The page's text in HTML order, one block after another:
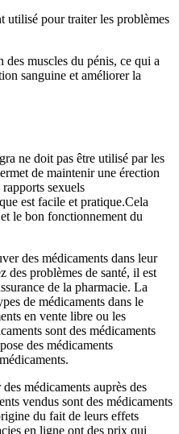
utilisé pour traiter les problèmes
muscles du pénis, ce qui a
sanguine et améliorer la
ne doit pas être utilisé par les
de maintenir une érection
sexuels
est facile et pratique.Cela
le bon fonctionnement du
des médicaments dans leur
des problèmes de santé, il est
de la pharmacie. La
de médicaments dans le
en vente libre ou les
sont des médicaments
des médicaments
médicaments auprès des
vendus sont des médicaments
du fait de leurs effets
en ligne ont des prix qui